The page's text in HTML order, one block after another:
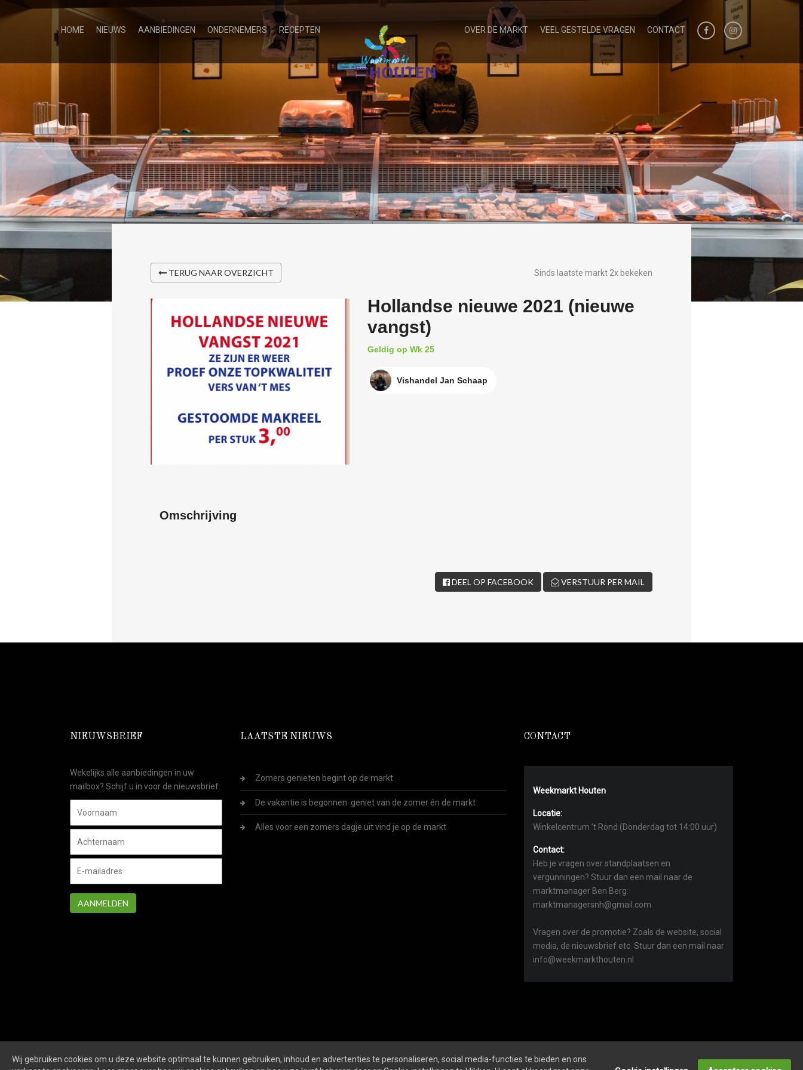
HOME NIEUWS AANBIEDINGEN ONDERNEMERS RECEPTEN OVER DE MARKT VEEL GESTELDE VRAGEN CONTACT
TERUG NAAR OVERZICHT Sinds laatste markt 2x bekeken
Hollandse nieuwe 2021 (nieuwe
vangst)
Geldig op Wk 25
Vishandel Jan Schaap
Omschrijving
DEEL OP FACEBOOK VERSTUUR PER MAIL
NIEUWSBRIEF
Wekelijks alle aanbiedingen in uw
mailbox? Schijf u in voor de nieuwsbrief.
AANMELDEN
LAATSTE NIEUWS
Zomers genieten begint op de markt
De vakantie is begonnen: geniet van de zomer én de markt
Alles voor een zomers dagje uit vind je op de markt
CONTACT
Weekmarkt Houten
Locatie:
Winkelcentrum ’t Rond (Donderdag tot 14:00 uur)
Contact:
Heb je vragen over standplaatsen en
vergunningen? Stuur dan een mail naar de
marktmanager Ben Berg:
marktmanagersnh@gmail.com
Vragen over de promotie? Zoals de website, social
media, de nieuwsbrief etc. Stuur dan een mail naar
info@weekmarkthouten.nl
Wij gebruiken cookies om u deze website optimaal te kunnen gebruiken, inhoud en advertenties te personaliseren, social media-functies te bieden en ons